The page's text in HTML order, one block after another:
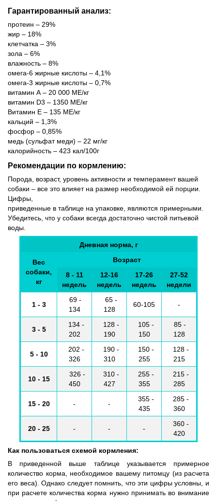
Гарантированный анализ:
протеин – 29%
жир – 18%
клетчатка – 3%
зола – 6%
влажность – 8%
омега-6 жирные кислоты – 4,1%
омега-3 жирные кислоты – 0,7%
витамин А – 20 000 МЕ/кг
витамин D3 – 1350 МЕ/кг
Витамин E – 135 МЕ/кг
кальций – 1,3%
фосфор – 0,85%
медь (сульфат меди) – 22 мг/кг
калорийность – 423 кал/100г
Рекомендации по кормлению:
Порода, возраст, уровень активности и темперамент вашей
собаки – все это влияет на размер необходимой ей порции.
Цифры,
приведенные в таблице на упаковке, являются примерными.
Убедитесь, что у собаки всегда достаточно чистой питьевой
воды.
Дневная норма, г
Вес
собаки,
кг
Возраст
8 - 11
недель
12-16
недель
17-26
недель
27-52
недели
1 - 3
69 -
134
65 -
128
60-105 -
3 - 5
134 -
202
128 -
190
105 -
150
85 -
128
5 - 10
202 -
326
190 -
310
150 -
255
128 -
215
10 - 15
326 -
450
310 -
427
255 -
355
215 -
285
15 - 20 - -
355 -
435
285 -
360
20 - 25 - - -
360 -
420
Как пользоваться схемой кормления:
В приведенной выше таблице указывается примерное
количество корма, необходимое вашему питомцу (из расчета
его веса). Однако следует помнить, что эти цифры условны, и
при расчете количества корма нужно принимать во внимание